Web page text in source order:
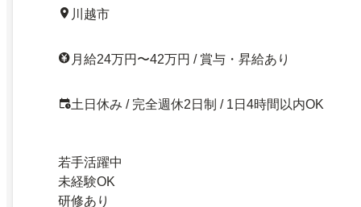
川越市
月給24万円〜42万円 / 賞与・昇給あり
土日休み / 完全週休2日制 / 1日4時間以内OK
若手活躍中
未経験OK
研修あり